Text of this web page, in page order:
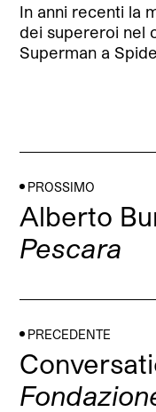
In anni recenti la
dei supereroi nel
Superman a
PROSSIMO
Alberto
Pescara
PRECEDENTE